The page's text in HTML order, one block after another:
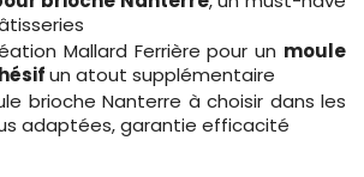
Mallard Ferrière pour un moule
un atout supplémentaire
brioche Nanterre à choisir dans les
adaptées, garantie efficacité